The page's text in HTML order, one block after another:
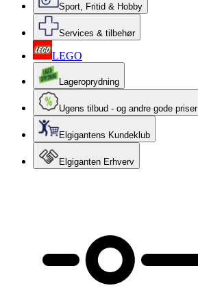
Sport, Fritid & Hobby
Services & tilbehør
LEGO
Lageroprydning
Ugens tilbud - og andre gode priser
Elgigantens Kundeklub
Elgiganten Erhverv